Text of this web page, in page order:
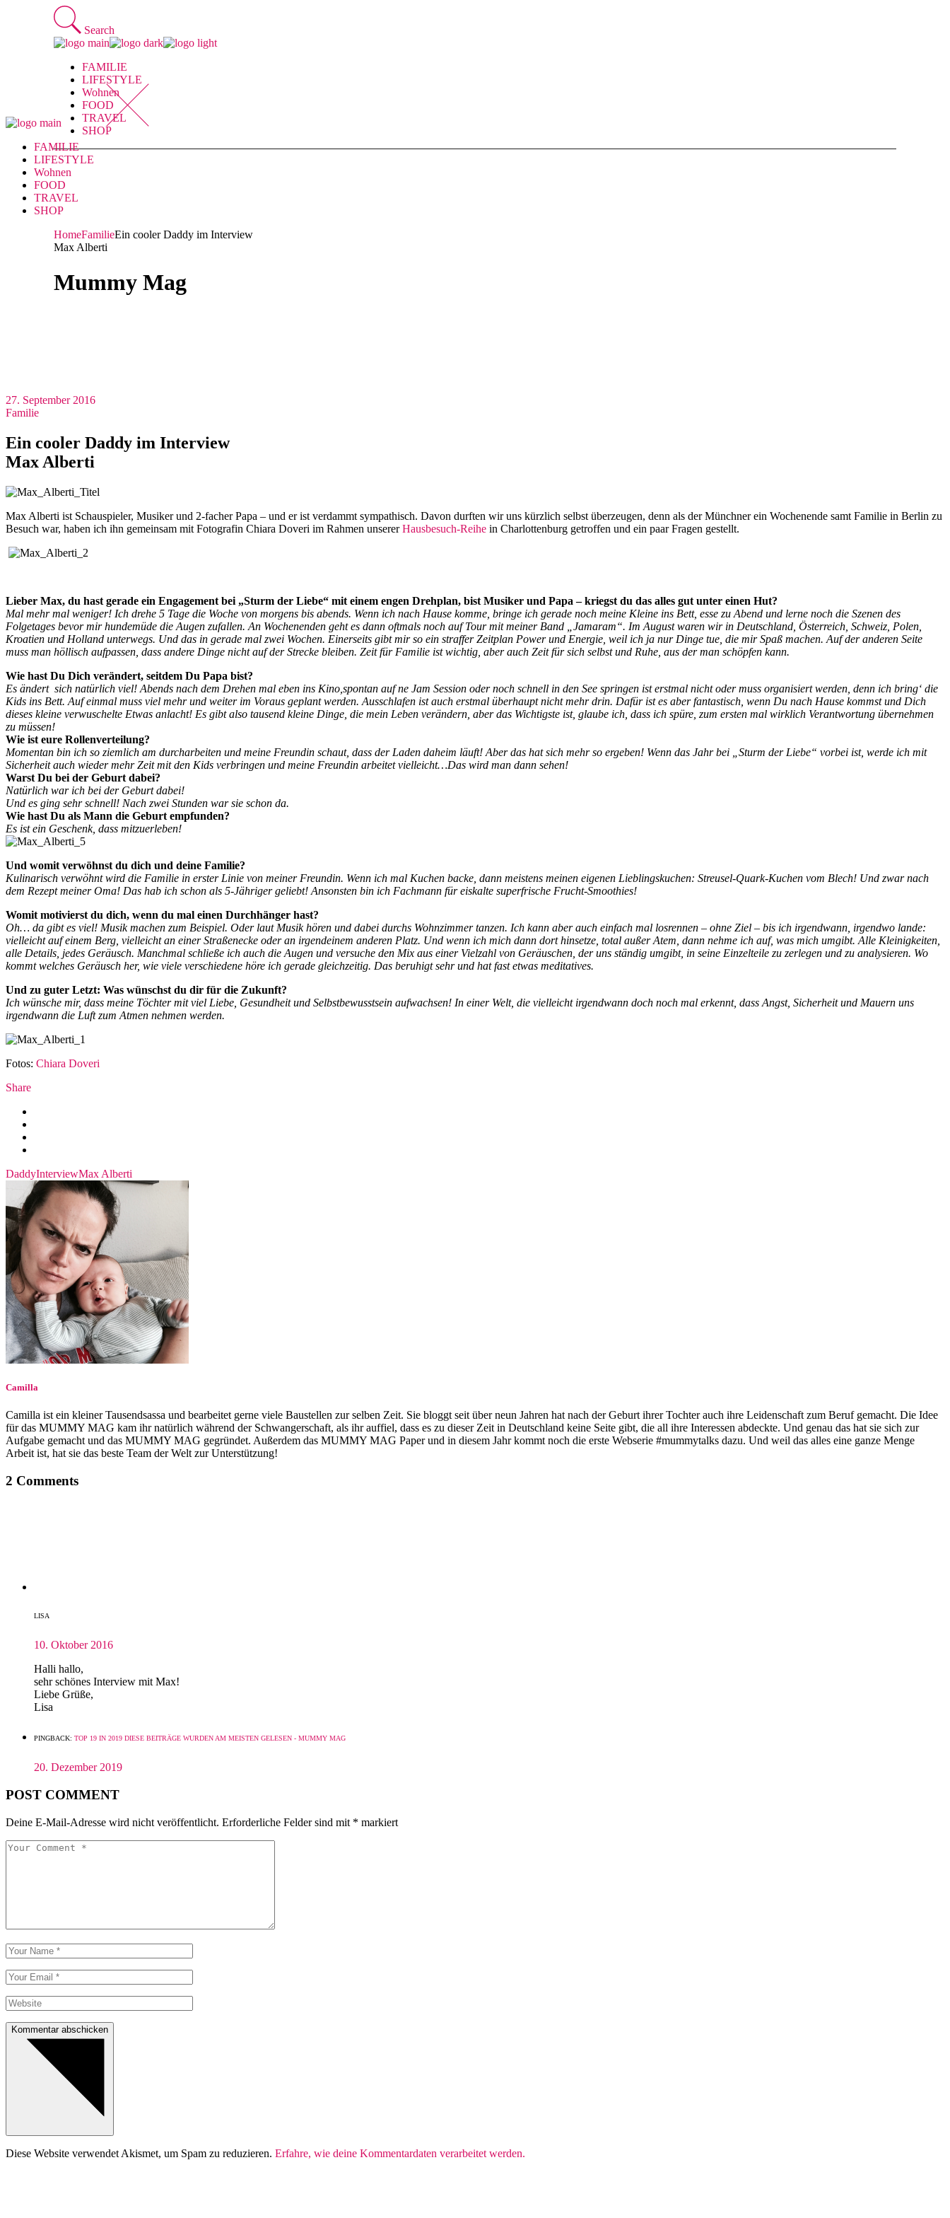
Search
FAMILIE
LIFESTYLE
Wohnen
FOOD
TRAVEL
SHOP
FAMILIE
LIFESTYLE
Wohnen
FOOD
TRAVEL
SHOP
HomeFamilieEin cooler Daddy im Interview
Max Alberti
Mummy Mag
27. September 2016
Familie
Ein cooler Daddy im Interview
Max Alberti
Max Alberti ist Schauspieler, Musiker und 2-facher Papa – und er ist verdammt sympathisch. Davon durften wir uns kürzlich selbst überzeugen, denn als der Münchner ein Wochenende samt Familie in Berlin zu
Besuch war, haben ich ihn gemeinsam mit Fotografin Chiara Doveri im Rahmen unsererHausbesuch-Reihe in Charlottenburg getroffen und ein paar Fragen gestellt.
Lieber Max, du hast gerade ein Engagement bei „Sturm der Liebe“ mit einem engen Drehplan, bist Musiker und Papa – kriegst du das alles gut unter einen Hut?
Mal mehr mal weniger! Ich drehe 5 Tage die Woche von morgens bis abends. Wenn ich nach Hause komme, bringe ich gerade noch meine Kleine ins Bett, esse zu Abend und lerne noch die Szenen des
Folgetages bevor mir hundemüde die Augen zufallen. An Wochenenden geht es dann oftmals noch auf Tour mit meiner Band „Jamaram“. Im August waren wir in Deutschland, Österreich, Schweiz, Polen,
Kroatien und Holland unterwegs. Und das in gerade mal zwei Wochen. Einerseits gibt mir so ein straffer Zeitplan Power und Energie, weil ich ja nur Dinge tue, die mir Spaß machen. Auf der anderen Seite
muss man höllisch aufpassen, dass andere Dinge nicht auf der Strecke bleiben. Zeit für Familie ist wichtig, aber auch Zeit für sich selbst und Ruhe, aus der man schöpfen kann.
Wie hast Du Dich verändert, seitdem Du Papa bist?
Es ändert sich natürlich viel! Abends nach dem Drehen mal eben ins Kino,spontan auf ne Jam Session oder noch schnell in den See springen ist erstmal nicht oder muss organisiert werden, denn ich bring‘ die
Kids ins Bett. Auf einmal muss viel mehr und weiter im Voraus geplant werden. Ausschlafen ist auch erstmal überhaupt nicht mehr drin. Dafür ist es aber fantastisch, wenn Du nach Hause kommst und Dich
dieses kleine verwuschelte Etwas anlacht! Es gibt also tausend kleine Dinge, die mein Leben verändern, aber das Wichtigste ist, glaube ich, dass ich spüre, zum ersten mal wirklich Verantwortung übernehmen
zu müssen!
Wie ist eure Rollenverteilung?
Momentan bin ich so ziemlich am durcharbeiten und meine Freundin schaut, dass der Laden daheim läuft! Aber das hat sich mehr so ergeben! Wenn das Jahr bei „Sturm der Liebe“ vorbei ist, werde ich mit
Sicherheit auch wieder mehr Zeit mit den Kids verbringen und meine Freundin arbeitet vielleicht…Das wird man dann sehen!
Warst Du bei der Geburt dabei?
Natürlich war ich bei der Geburt dabei!
Und es ging sehr schnell! Nach zwei Stunden war sie schon da.
Wie hast Du als Mann die Geburt empfunden?
Es ist ein Geschenk, dass mitzuerleben!
Und womit verwöhnst du dich und deine Familie?
Kulinarisch verwöhnt wird die Familie in erster Linie von meiner Freundin. Wenn ich mal Kuchen backe, dann meistens meinen eigenen Lieblingskuchen: Streusel-Quark-Kuchen vom Blech! Und zwar nach
dem Rezept meiner Oma! Das hab ich schon als 5-Jähriger geliebt! Ansonsten bin ich Fachmann für eiskalte superfrische Frucht-Smoothies!
Womit motivierst du dich, wenn du mal einen Durchhänger hast?
Oh… da gibt es viel! Musik machen zum Beispiel. Oder laut Musik hören und dabei durchs Wohnzimmer tanzen. Ich kann aber auch einfach mal losrennen – ohne Ziel – bis ich irgendwann, irgendwo lande:
vielleicht auf einem Berg, vielleicht an einer Straßenecke oder an irgendeinem anderen Platz. Und wenn ich mich dann dort hinsetze, total außer Atem, dann nehme ich auf, was mich umgibt. Alle Kleinigkeiten,
alle Details, jedes Geräusch. Manchmal schließe ich auch die Augen und versuche den Mix aus einer Vielzahl von Geräuschen, der uns ständig umgibt, in seine Einzelteile zu zerlegen und zu analysieren. Wo
kommt welches Geräusch her, wie viele verschiedene höre ich gerade gleichzeitig. Das beruhigt sehr und hat fast etwas meditatives.
Und zu guter Letzt: Was wünschst du dir für die Zukunft?
Ich wünsche mir, dass meine Töchter mit viel Liebe, Gesundheit und Selbstbewusstsein aufwachsen! In einer Welt, die vielleicht irgendwann doch noch mal erkennt, dass Angst, Sicherheit und Mauern uns
irgendwann die Luft zum Atmen nehmen werden.
Fotos: Chiara Doveri
Share
DaddyInterviewMax Alberti
Camilla
Camilla ist ein kleiner Tausendsassa und bearbeitet gerne viele Baustellen zur selben Zeit. Sie bloggt seit über neun Jahren hat nach der Geburt ihrer Tochter auch ihre Leidenschaft zum Beruf gemacht. Die Idee
für das MUMMY MAG kam ihr natürlich während der Schwangerschaft, als ihr auffiel, dass es zu dieser Zeit in Deutschland keine Seite gibt, die all ihre Interessen abdeckte. Und genau das hat sie sich zur
Aufgabe gemacht und das MUMMY MAG gegründet. Außerdem das MUMMY MAG Paper und in diesem Jahr kommt noch die erste Webserie #mummytalks dazu. Und weil das alles eine ganze Menge
Arbeit ist, hat sie das beste Team der Welt zur Unterstützung!
2 Comments
LISA
10. Oktober 2016
Halli hallo,
sehr schönes Interview mit Max!
Liebe Grüße,
Lisa
PINGBACK: TOP 19 IN 2019 DIESE BEITRÄGE WURDEN AM MEISTEN GELESEN - MUMMY MAG
20. Dezember 2019
POST COMMENT
Deine E-Mail-Adresse wird nicht veröffentlicht. Erforderliche Felder sind mit * markiert
Kommentar abschicken
Diese Website verwendet Akismet, um Spam zu reduzieren. Erfahre, wie deine Kommentardaten verarbeitet werden.